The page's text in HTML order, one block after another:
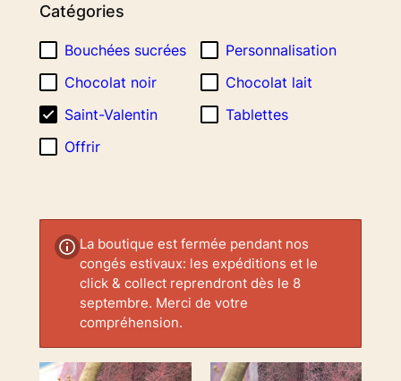
prix
Catégories
Bouchées sucrées
Personnalisation
Chocolat noir
Chocolat lait
Saint-Valentin
Tablettes
Offrir
La boutique est fermée pendant nos
congés estivaux: les expéditions et le
click & collect reprendront dès le 8
septembre. Merci de votre
compréhension.